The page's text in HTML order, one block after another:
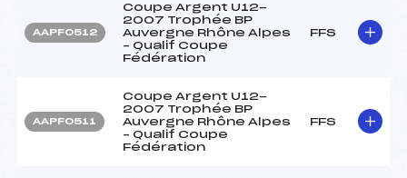
AAPF0512
Coupe Argent U12-
2007 Trophée BP
Auvergne Rhône Alpes
– Qualif Coupe
Fédération
FFS
AAPF0511
Coupe Argent U12-
2007 Trophée BP
Auvergne Rhône Alpes
– Qualif Coupe
Fédération
FFS